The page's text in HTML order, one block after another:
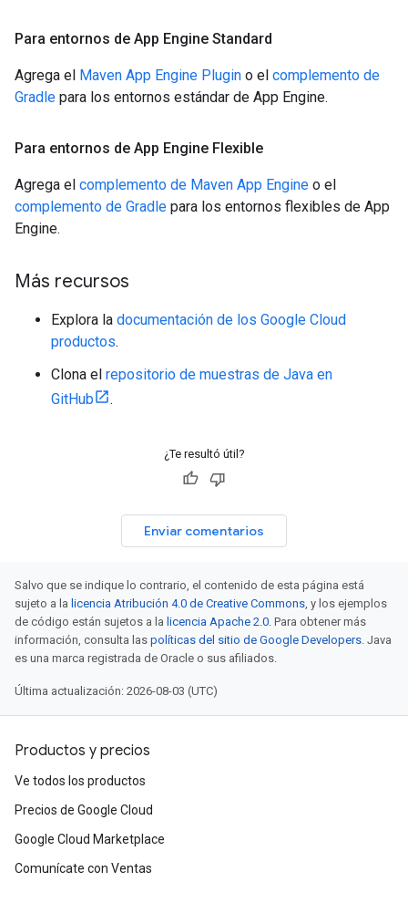
Para entornos de App Engine Standard
Agrega el Maven App Engine Plugin o el complemento de
Gradle para los entornos estándar de App Engine.
Para entornos de App Engine Flexible
Agrega el complemento de Maven App Engine o el
complemento de Gradle para los entornos flexibles de App
Engine.
Más recursos
Explora la documentación de los Google Cloud
productos.
Clona el repositorio de muestras de Java en
GitHub
.
¿Te resultó útil?
Enviar comentarios
Salvo que se indique lo contrario, el contenido de esta página está
sujeto a la licencia Atribución 4.0 de Creative Commons, y los ejemplos
de código están sujetos a la licencia Apache 2.0. Para obtener más
información, consulta las políticas del sitio de Google Developers. Java
es una marca registrada de Oracle o sus afiliados.
Última actualización: 2026-08-03 (UTC)
Productos y precios
Ve todos los productos
Precios de Google Cloud
Google Cloud Marketplace
Comunícate con Ventas